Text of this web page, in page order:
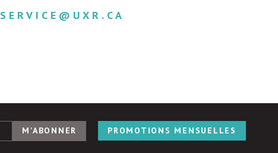
SERVICE@UXR.CA
PROMOTIONS MENSUELLES